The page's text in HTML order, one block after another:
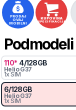
PRODAJ
OVAJ
MOBILNI
KUPOVINA
SPECIFIKACIJA
Podmodeli
110* 4/128GB
Helio G37
1x SIM
6/128GB
Helio G37
1x SIM